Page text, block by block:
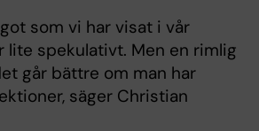
som vi har visat i vår
lite spekulativt. Men en rimlig
går bättre om man har
säger Christian